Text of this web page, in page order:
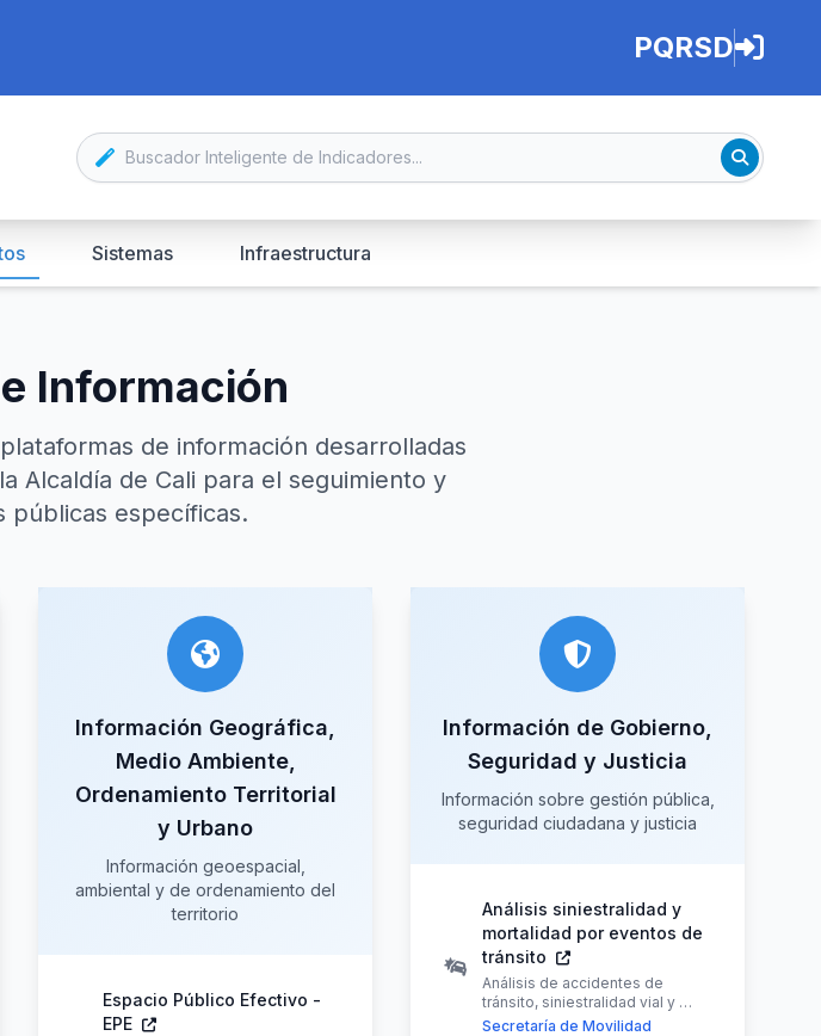
PQRSD
Sistemas Infraestructura
Información
de información desarrolladas
Alcaldía de Cali para el seguimiento y
públicas específicas.
Información Geográfica,
Medio Ambiente,
Ordenamiento Territorial
y Urbano
Información geoespacial,
ambiental y de ordenamiento del
territorio
Espacio Público Efectivo -
EPE
Información de Gobierno,
Seguridad y Justicia
Información sobre gestión pública,
seguridad ciudadana y justicia
Análisis siniestralidad y
mortalidad por eventos de
tránsito
Análisis de accidentes de
tránsito, siniestralidad vial y …
Secretaría de Movilidad